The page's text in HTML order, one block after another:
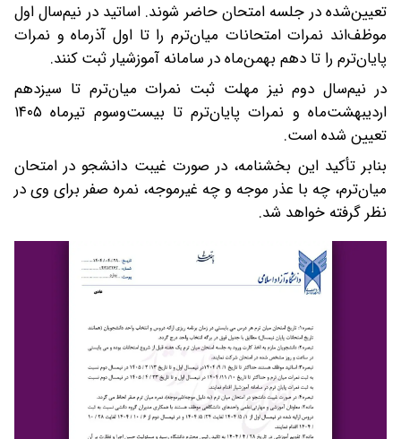
تعیین‌شده در جلسه امتحان حاضر شوند. اساتید در نیم‌سال اول
موظف‌اند نمرات امتحانات میان‌ترم را تا اول آذرماه و نمرات
پایان‌ترم را تا دهم بهمن‌ماه در سامانه آموزشیار ثبت کنند.
در نیم‌سال دوم نیز مهلت ثبت نمرات میان‌ترم تا سیزدهم
اردیبهشت‌ماه و نمرات پایان‌ترم تا بیست‌وسوم تیرماه ۱۴۰۵
تعیین شده است.
بنابر تأکید این بخشنامه، در صورت غیبت دانشجو در امتحان
میان‌ترم، چه با عذر موجه و چه غیرموجه، نمره صفر برای وی در
نظر گرفته خواهد شد.